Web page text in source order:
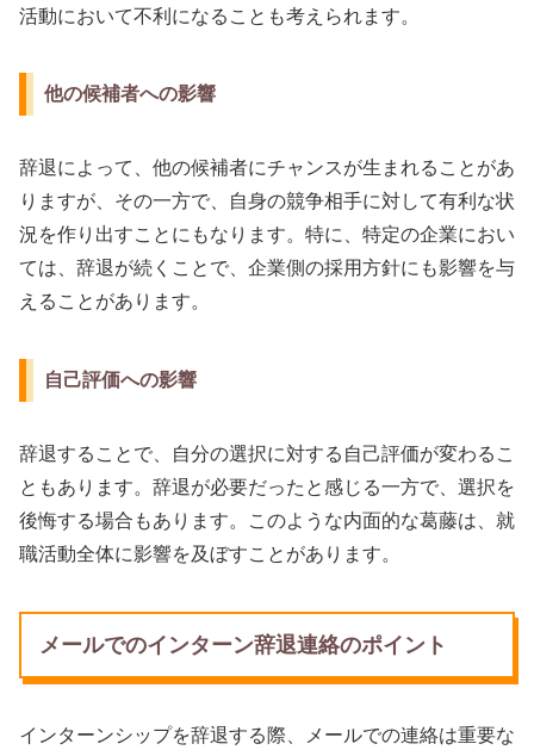
活動において不利になることも考えられます。
他の候補者への影響
辞退によって、他の候補者にチャンスが生まれることがあ
りますが、その一方で、自身の競争相手に対して有利な状
況を作り出すことにもなります。特に、特定の企業におい
ては、辞退が続くことで、企業側の採用方針にも影響を与
えることがあります。
自己評価への影響
辞退することで、自分の選択に対する自己評価が変わるこ
ともあります。辞退が必要だったと感じる一方で、選択を
後悔する場合もあります。このような内面的な葛藤は、就
職活動全体に影響を及ぼすことがあります。
メールでのインターン辞退連絡のポイント
インターンシップを辞退する際、メールでの連絡は重要な